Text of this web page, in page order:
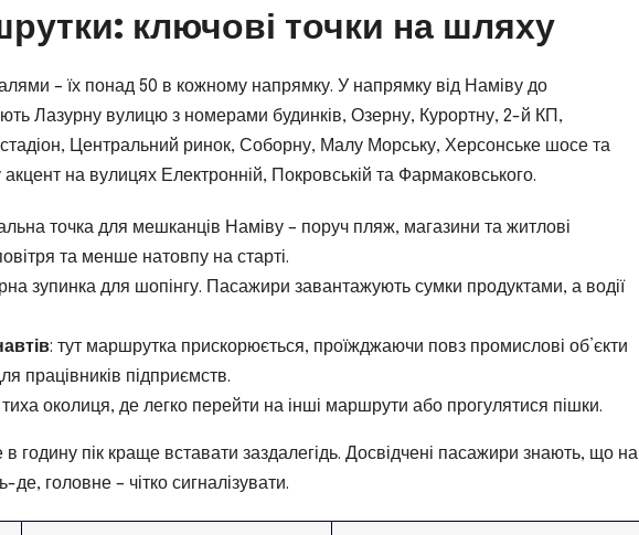
ключові точки на шляху
– їх понад 50 в кожному напрямку. У напрямку від Наміву до
Лазурну вулицю з номерами будинків, Озерну, Курортну, 2-й КП,
Центральний ринок, Соборну, Малу Морську, Херсонське шосе та
на вулицях Електронній, Покровській та Фармаковського.
точка для мешканців Наміву – поруч пляж, магазини та житлові
та менше натовпу на старті.
зупинка для шопінгу. Пасажири завантажують сумки продуктами, а водії
: тут маршрутка прискорюється, проїжджаючи повз промислові об’єкти
працівників підприємств.
тиха околиця, де легко перейти на інші маршрути або прогулятися пішки.
годину пік краще вставати заздалегідь. Досвідчені пасажири знають, що на
головне – чітко сигналізувати.